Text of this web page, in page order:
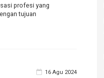
profesi yang
tujuan
16 Agu 2024